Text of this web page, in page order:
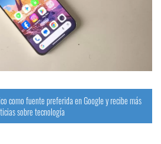
como fuente preferida en Google y recibe más
sobre tecnología